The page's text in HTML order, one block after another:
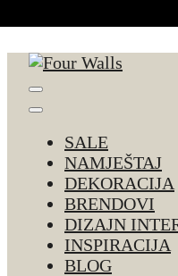
SALE
NAMJEŠTAJ
DEKORACIJA
BRENDOVI
DIZAJN
INSPIRACIJA
BLOG